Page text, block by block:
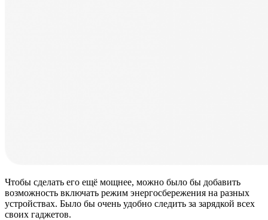
Чтобы сделать его ещё мощнее, можно было бы добавить
возможность включать режим энергосбережения на разных
устройствах. Было бы очень удобно следить за зарядкой всех
своих гаджетов.